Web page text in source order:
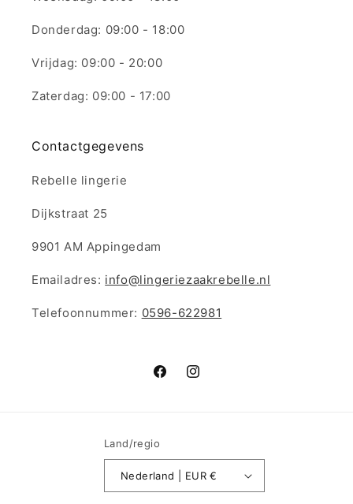
Donderdag: 09:00 - 18:00
Vrijdag: 09:00 - 20:00
Zaterdag: 09:00 - 17:00
Contactgegevens
Rebelle lingerie
Dijkstraat 25
9901 AM Appingedam
Emailadres: info@lingeriezaakrebelle.nl
Telefoonnummer: 0596-622981
FacebookInstagram
Land/regio
Nederland | EUR €